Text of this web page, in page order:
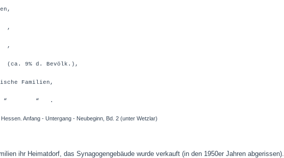
,
,
9% d. Bevölk.),
Familien,
9 “ “ .
Anfang - Untergang - Neubeginn, Bd. 2 (unter Wetzlar)
ihr Heimatdorf,das Synagogengebäude wurde verkauft (in den 1950er Jahren abgerissen).